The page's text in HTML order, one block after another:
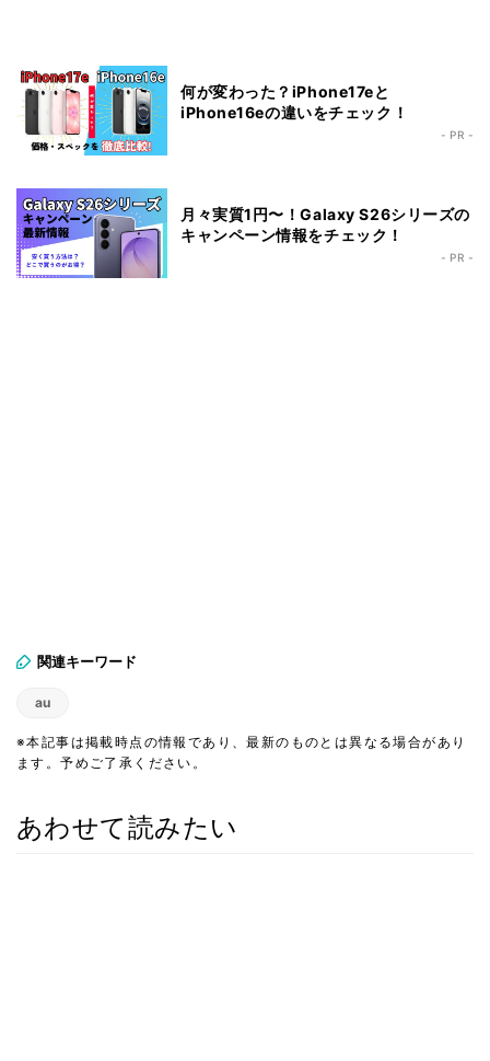
何が変わった？iPhone17eと
iPhone16eの違いをチェック！
- PR -
月々実質1円〜！Galaxy S26シリーズの
キャンペーン情報をチェック！
- PR -
関連キーワード
au
※本記事は掲載時点の情報であり、最新のものとは異なる場合があり
ます。予めご了承ください。
あわせて読みたい